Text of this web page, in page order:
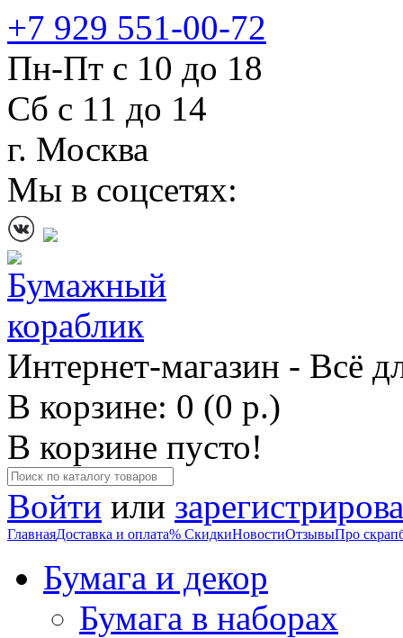
+7 929 551-00-72
Пн-Пт с 10 до 18
Сб с 11 до 14
г. Москва
Мы в соцсетях:
Интернет-магазин - Всё
В корзине: 0 (0 р.)
В корзине пусто!
Войти или
ГлавнаяДоставка и оплата% СкидкиНовостиОтзывыПро
Бумага и декор
Бумага в наборах